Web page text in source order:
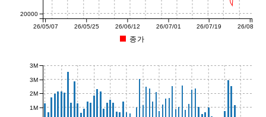
26/05/07 26/05/25 26/06/12 26/07/01 26/07/19 26/08/07
20000
종가
1M
2M
3M
3M